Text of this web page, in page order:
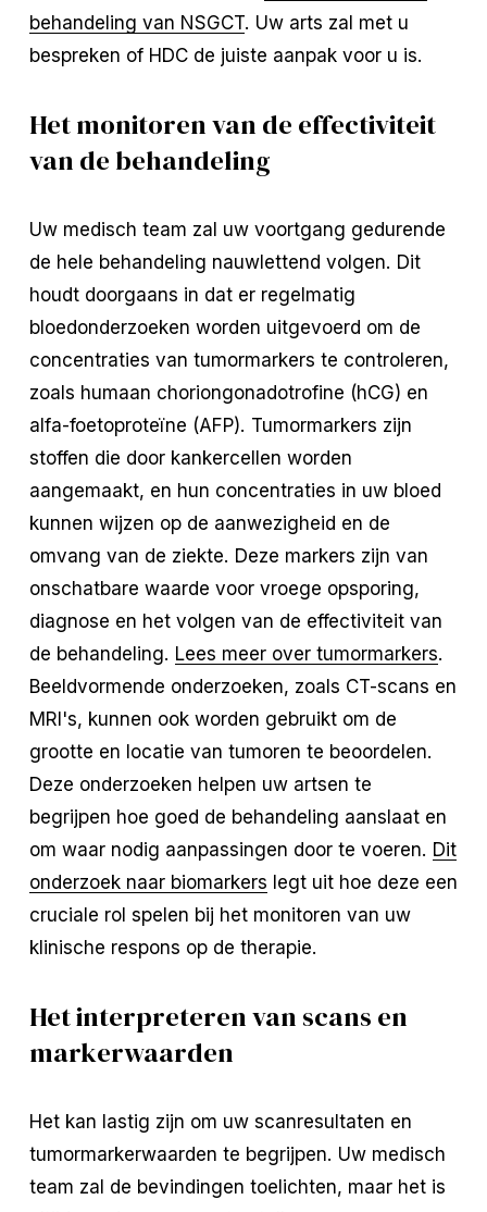
behandeling van NSGCT. Uw arts zal met u
bespreken of HDC de juiste aanpak voor u is.
Het monitoren van de effectiviteit
van de behandeling
Uw medisch team zal uw voortgang gedurende
de hele behandeling nauwlettend volgen. Dit
houdt doorgaans in dat er regelmatig
bloedonderzoeken worden uitgevoerd om de
concentraties van tumormarkers te controleren,
zoals humaan choriongonadotrofine (hCG) en
alfa-foetoproteïne (AFP). Tumormarkers zijn
stoffen die door kankercellen worden
aangemaakt, en hun concentraties in uw bloed
kunnen wijzen op de aanwezigheid en de
omvang van de ziekte. Deze markers zijn van
onschatbare waarde voor vroege opsporing,
diagnose en het volgen van de effectiviteit van
de behandeling. Lees meer over tumormarkers.
Beeldvormende onderzoeken, zoals CT-scans en
MRI's, kunnen ook worden gebruikt om de
grootte en locatie van tumoren te beoordelen.
Deze onderzoeken helpen uw artsen te
begrijpen hoe goed de behandeling aanslaat en
om waar nodig aanpassingen door te voeren. Dit
onderzoek naar biomarkers legt uit hoe deze een
cruciale rol spelen bij het monitoren van uw
klinische respons op de therapie.
Het interpreteren van scans en
markerwaarden
Het kan lastig zijn om uw scanresultaten en
tumormarkerwaarden te begrijpen. Uw medisch
team zal de bevindingen toelichten, maar het is